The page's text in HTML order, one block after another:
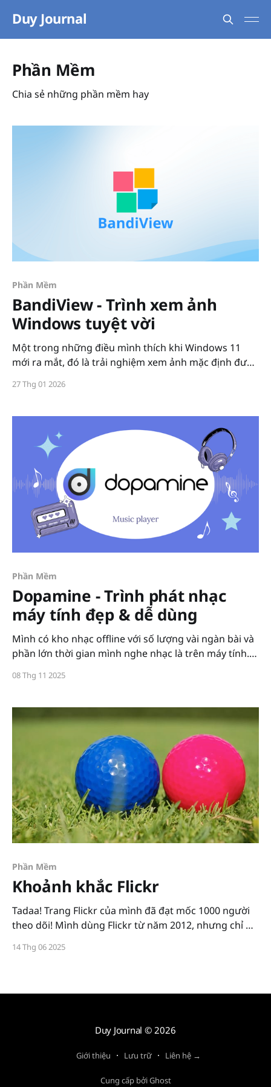
Duy Journal
Phần Mềm
Chia sẻ những phần mềm hay
Phần Mềm
BandiView - Trình xem ảnh
Windows tuyệt vời
Một trong những điều mình thích khi Windows 11
mới ra mắt, đó là trải nghiệm xem ảnh mặc định được
Windows XP đã được thay thế bởi Microsoft Photos.
27 Thg 01 2026
Phần Mềm
Dopamine - Trình phát nhạc
máy tính đẹp & dễ dùng
Mình có kho nhạc offline với số lượng vài ngàn bài và
phần lớn thời gian mình nghe nhạc là trên máy tính.
trên máy tính. Nhưng hầu hết đều không hợp ý:
08 Thg 11 2025
Phần Mềm
Khoảnh khắc Flickr
Tadaa! Trang Flickr của mình đã đạt mốc 1000 người
theo dõi! Mình dùng Flickr từ năm 2012, nhưng chỉ để
như tất cả các hoạt động chia sẻ ảnh trực tuyến đều
14 Thg 06 2025
Duy Journal © 2026
Giới thiệu Lưu trữ Liên hệ →
Cung cấp bởi Ghost